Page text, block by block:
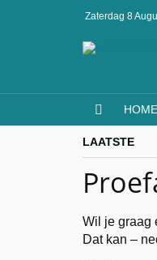
Zaterdag 8
HOME
LAATSTE
Wil je graag
Dat kan –